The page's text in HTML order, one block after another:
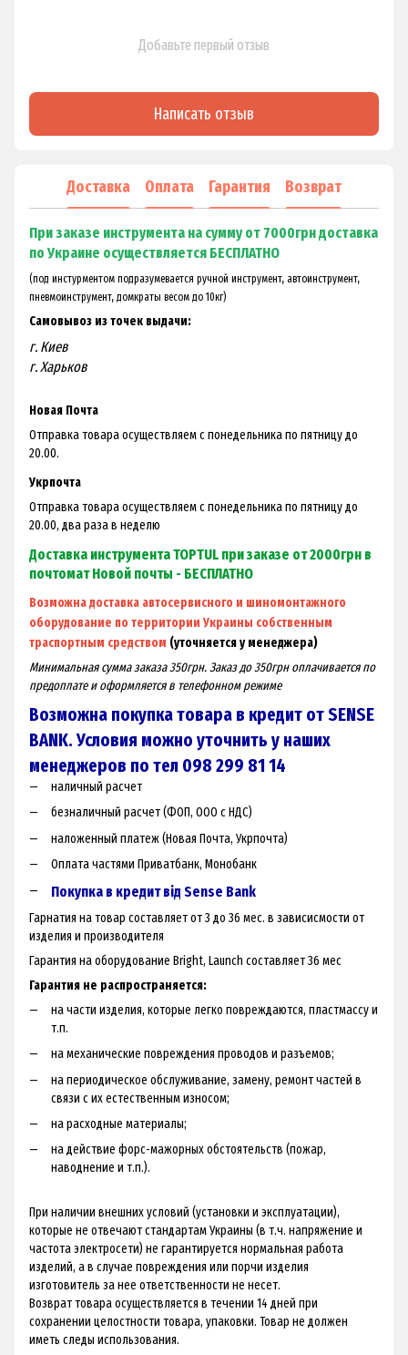
Добавьте первый отзыв
Написать отзыв
Доставка Оплата Гарантия Возврат
При заказе инструмента на сумму от 7000грн доставка
по Украине осуществляется БЕСПЛАТНО
(под инстурментом подразумевается ручной инструмент, автоинструмент,
пневмоинструмент, домкраты весом до 10кг)
Самовывоз из точек выдачи:
г. Киев
г. Харьков
Новая Почта
Отправка товара осуществляем с понедельника по пятницу до
20.00.
Укрпочта
Отправка товара осуществляем с понедельника по пятницу до
20.00, два раза в неделю
Доставка инструмента TOPTUL при заказе от 2000грн в
почтомат Новой почты - БЕСПЛАТНО
Возможна доставка автосервисного и шиномонтажного
оборудование по территории Украины собственным
траспортным средством (уточняется у менеджера)
Минимальная сумма заказа 350грн. Заказ до 350грн оплачивается по
предоплате и оформляется в телефонном режиме
Возможна покупка товара в кредит от SENSE
BANK. Условия можно уточнить у наших
менеджеров по тел 098 299 81 14
наличный расчет
безналичный расчет (ФОП, ООО с НДС)
наложенный платеж (Новая Почта, Укрпочта)
Оплата частями Приватбанк, Монобанк
Покупка в кредит від Sense Bank
Гарнатия на товар составляет от 3 до 36 мес. в зависисмости от
изделия и производителя
Гарантия на оборудование Bright, Launch составляет 36 мес
Гарантия не распространяется:
на части изделия, которые легко повреждаются, пластмассу и
т.п.
на механические повреждения проводов и разъемов;
на периодическое обслуживание, замену, ремонт частей в
связи с их естественным износом;
на расходные материалы;
на действие форс-мажорных обстоятельств (пожар,
наводнение и т.п.).
При наличии внешних условий (установки и эксплуатации),
которые не отвечают стандартам Украины (в т.ч. напряжение и
частота электросети) не гарантируется нормальная работа
изделий, а в случае повреждения или порчи изделия
изготовитель за нее ответственности не несет.
Возврат товара осуществляется в течении 14 дней при
сохранении целостности товара, упаковки. Товар не должен
иметь следы использования.